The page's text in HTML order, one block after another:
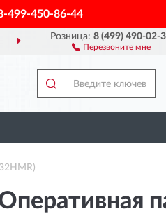
499-450-86-44
Розница:8 (499) 490-02-
Перезвоните мне